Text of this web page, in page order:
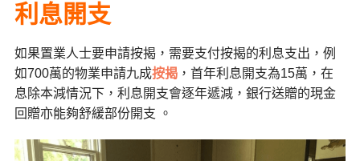
利息開支
如果置業人士要申請按揭，需要支付按揭的利息支出，例
如700萬的物業申請九成按揭，首年利息開支為15萬，在
息除本減情況下，利息開支會逐年遞減，銀行送贈的現金
回贈亦能夠舒緩部份開支 。